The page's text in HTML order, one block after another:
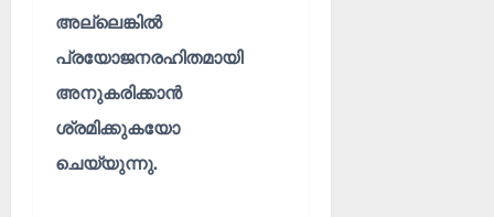
അല്ലെങ്കിൽ
പ്രയോജനരഹിതമായി
അനുകരിക്കാൻ
ശ്രമിക്കുകയോ
ചെയ്യുന്നു.